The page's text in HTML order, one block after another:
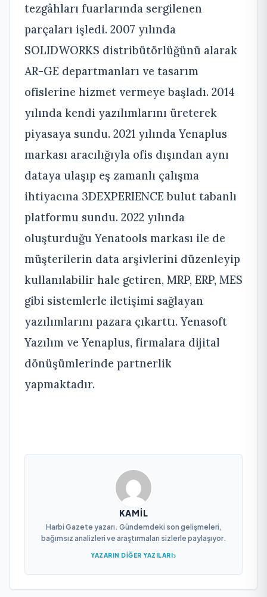
tezgâhları fuarlarında sergilenen
parçaları işledi. 2007 yılında
SOLIDWORKS distribütörlüğünü alarak
AR-GE departmanları ve tasarım
ofislerine hizmet vermeye başladı. 2014
yılında kendi yazılımlarını üreterek
piyasaya sundu. 2021 yılında Yenaplus
markası aracılığıyla ofis dışından aynı
dataya ulaşıp eş zamanlı çalışma
ihtiyacına 3DEXPERIENCE bulut tabanlı
platformu sundu. 2022 yılında
oluşturduğu Yenatools markası ile de
müşterilerin data arşivlerini düzenleyip
kullanılabilir hale getiren, MRP, ERP, MES
gibi sistemlerle iletişimi sağlayan
yazılımlarını pazara çıkarttı. Yenasoft
Yazılım ve Yenaplus, firmalara dijital
dönüşümlerinde partnerlik
yapmaktadır.
KAMIL
Harbi Gazete yazarı. Gündemdeki son gelişmeleri,
bağımsız analizleri ve araştırmaları sizlerle paylaşıyor.
YAZARIN DIĞER YAZILARI